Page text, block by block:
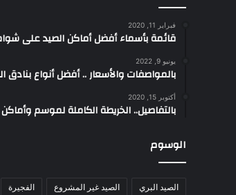
فبراير 11, 2020
قائمة بأسماء أفضل أماكن الصيد على
يونيو 9, 2022
بالمواصفات والأسعار .. أفضل أنواع بنادق
أكتوبر 15, 2020
بالتفاصيل.. الخريطة الكاملة لموسم
الوسوم
الصيد البري الصيد غير المشروع الفجيرة